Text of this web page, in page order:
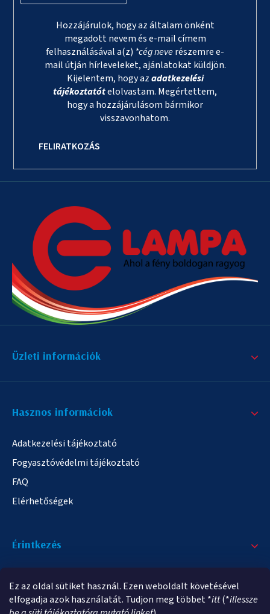
Ez az oldal sütiket használ. Ezen weboldalt követésével
elfogadja azok használatát. Tudjon meg többet *itt(*illessze
Hozzájárulok, hogy az általam önként
megadott nevem és e-mail címem
felhasználásával a(z) *cég neverészemre e-
mail útján hírleveleket, ajánlatokat küldjön.
Kijelentem, hogy azadatkezelési
tájékoztatótelolvastam. Megértettem,
hogy a hozzájárulásom bármikor
visszavonhatom.
FELIRATKOZÁS
Üzleti információk
Hasznos informáciok
Adatkezelési tájékoztató
Fogyasztóvédelmi tájékoztató
FAQ
Elérhetőségek
Érintkezés
info@elampa.hu